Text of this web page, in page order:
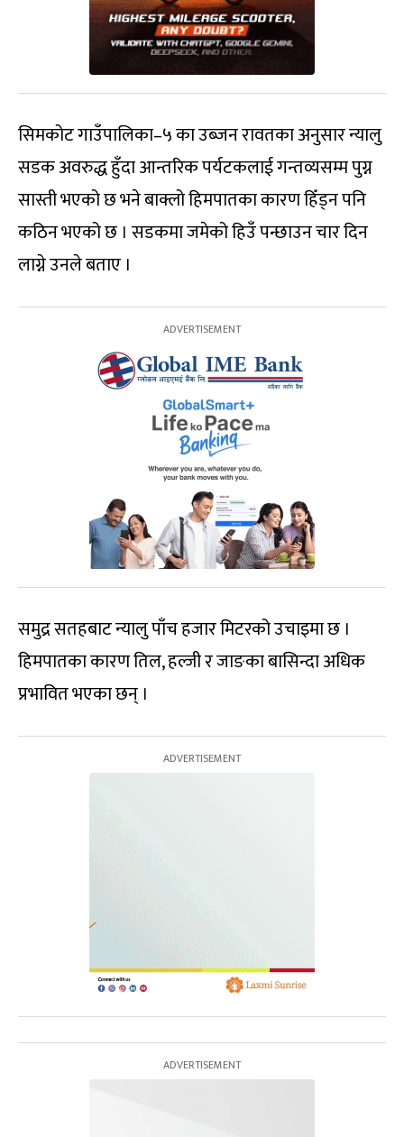
सिमकोट गाउँपालिका–५ का उब्जन रावतका अनुसार न्यालु
सडक अवरुद्ध हुँदा आन्तरिक पर्यटकलाई गन्तव्यसम्म पुग्न
सास्ती भएको छ भने बाक्लो हिमपातका कारण हिँड्न पनि
कठिन भएको छ । सडकमा जमेको हिउँ पन्छाउन चार दिन
लाग्ने उनले बताए ।
समुद्र सतहबाट न्यालु पाँच हजार मिटरको उचाइमा छ ।
हिमपातका कारण तिल, हल्जी र जाङका बासिन्दा अधिक
प्रभावित भएका छन् ।